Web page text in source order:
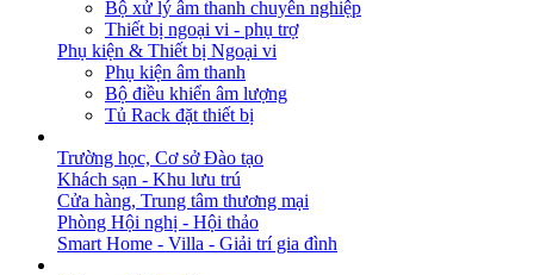
Bộ xử lý âm thanh chuyên nghiệp
Thiết bị ngoại vi - phụ trợ
Phụ kiện & Thiết bị Ngoại vi
Phụ kiện âm thanh
Bộ điều khiển âm lượng
Tủ Rack đặt thiết bị
Trường học, Cơ sở Đào tạo
Khách sạn - Khu lưu trú
Cửa hàng, Trung tâm thương mại
Phòng Hội nghị - Hội thảo
Smart Home - Villa - Giải trí gia đình